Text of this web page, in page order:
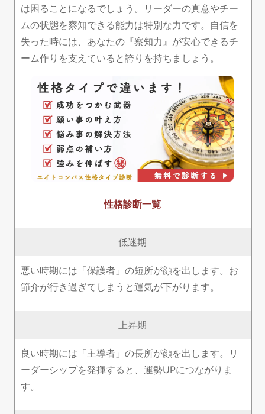
は困ることになるでしょう。リーダーの真意やチー
ムの状態を察知できる能力は特別な力です。自信を
失った時には、あなたの『察知力』が安心できるチ
ーム作りを支えていると誇りを持ちましょう。
性格診断一覧
低迷期
悪い時期には「保護者」の短所が顔を出します。お
節介が行き過ぎてしまうと運気が下がります。
上昇期
良い時期には「主導者」の長所が顔を出します。リ
ーダーシップを発揮すると、運勢UPにつながりま
す。